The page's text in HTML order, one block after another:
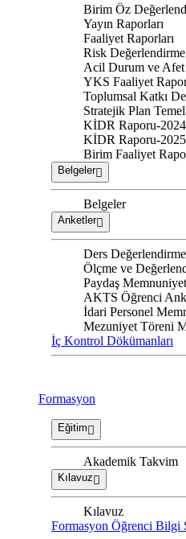
Birim Öz
Yayın Raporları
Faaliyet Raporları
Risk Değerlendirme
Acil Durum ve
YKS Faaliyet
Toplumsal Katkı
Stratejik Plan
KİDR Raporu-2024
KİDR Raporu-2025
Birim Faaliyet
Belgeler
Belgeler
Anketler
Ders
Ölçme ve
Paydaş
AKTS Öğrenci
İdari Personel
Mezuniyet Töreni
İç Kontrol Dökümanları
Formasyon
Eğitim
Akademik Takvim
Kılavuz
Kılavuz
Formasyon Öğrenci Bilgi